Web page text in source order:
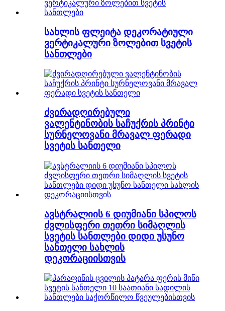
სახლის ფლეიტა დეკორატიული
ვერტიკალური ზოლებით სვეტის
სანთლები
ძვირადღირებული
ვალენტინობის საჩუქრის პრინტი
სურნელოვანი მრავალ ფერადი
სვეტის სანთელი
ავსტრალიის 6 დიუმიანი სპილოს
ძვლისფერი თეთრი სიმაღლის
სვეტის სანთლები დიდი უსუნო
სანთელი სახლის
დეკორაციისთვის